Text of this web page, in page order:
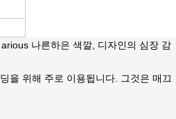
나른하은 색깔, 디자인의 심장 감
을 위해 주로 이용됩니다. 그것은 매끄